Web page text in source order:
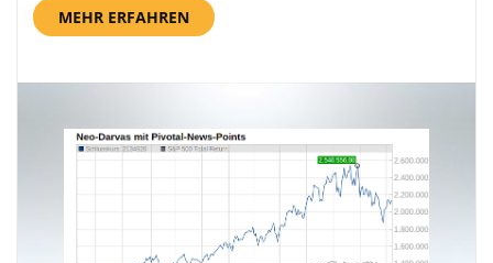
MEHR ERFAHREN